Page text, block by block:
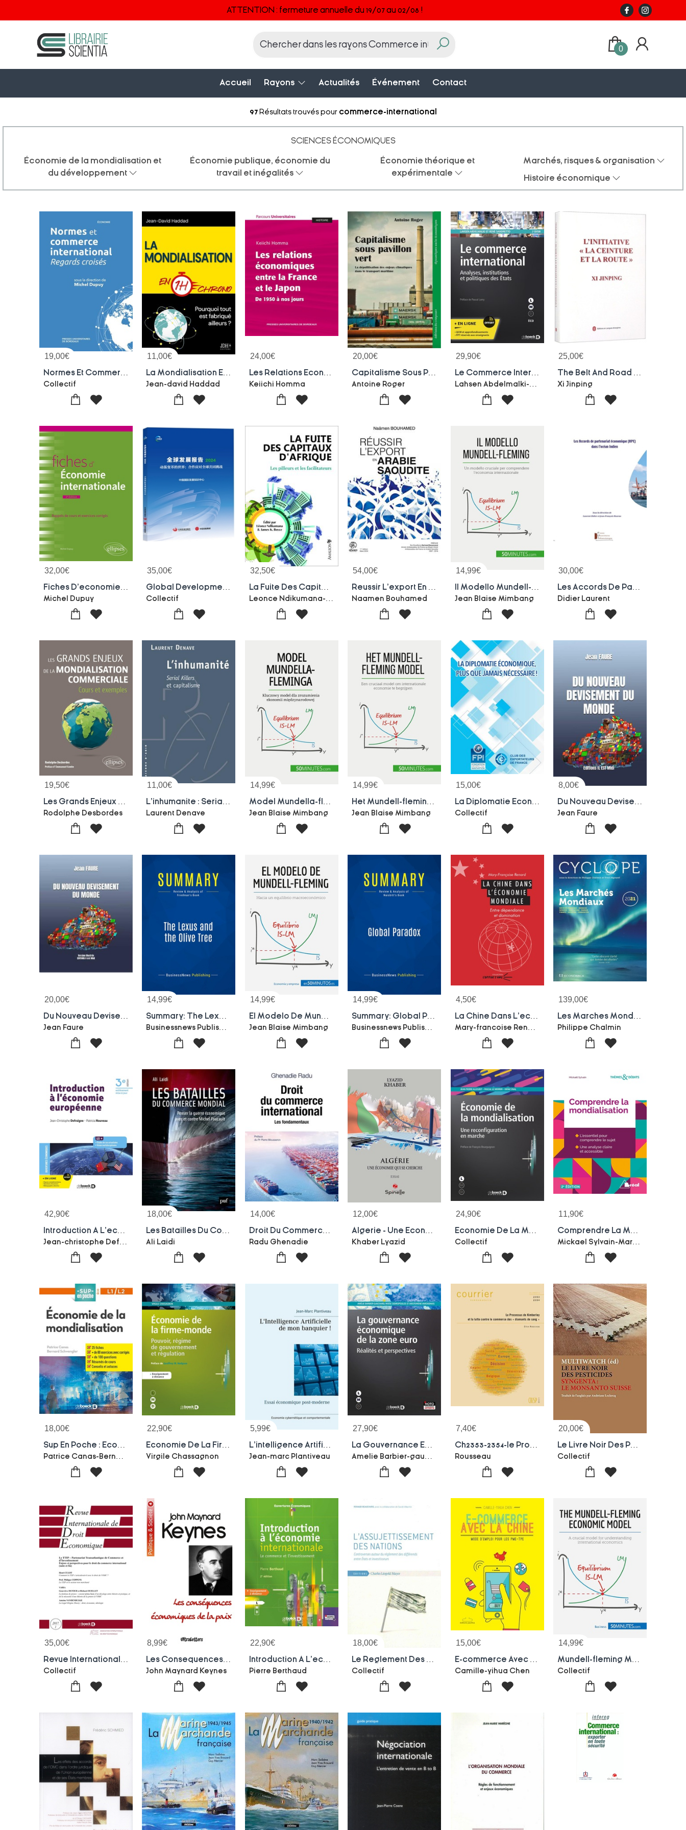
ATTENTION : fermeture annuelle du 19/07 au 02/08 !
0
Accueil Rayons Actualités Événement Contact
97 Résultats trouvés pour commerce-international
SCIENCES ÉCONOMIQUES
Économie de la mondialisation et
du développement
Économie publique, économie du
travail et inégalités
Économie théorique et
expérimentale
Marchés, risques & organisation
Histoire économique
19,00€
Collectif
11,00€
Jean-david Haddad
24,00€
Keiichi Homma
20,00€
Antoine Roger
29,90€ 25,00€
Xi Jinping
32,00€
Michel Dupuy
35,00€
Collectif
32,50€ 54,00€
Naamen Bouhamed
14,99€
Jean Blaise Mimbang
30,00€
Didier Laurent
19,50€
Rodolphe Desbordes
11,00€
Laurent Denave
14,99€
Jean Blaise Mimbang
14,99€
Jean Blaise Mimbang
15,00€
Collectif
8,00€
Jean Faure
20,00€
Jean Faure
14,99€ 14,99€
Jean Blaise Mimbang
14,99€ 4,50€
La Chine Dans L'economie Mondiale : Entre Dependance Et Domination
139,00€
Philippe Chalmin
42,90€
Introduction A L'economie Europeenne
18,00€
Ali Laidi
14,00€
Droit Du Commerce International : Les Fondamentaux
Radu Ghenadie
12,00€
Khaber Lyazid
24,90€
Collectif
11,90€
18,00€ 22,90€
Virgile Chassagnon
5,99€
Jean-marc Plantiveau
27,90€ 7,40€
Rousseau
20,00€
Collectif
35,00€
Collectif
8,99€
John Maynard Keynes
22,90€
Introduction A L'economie Internationale ; Le Commerce Et L'investissement (2e Edition)
Pierre Berthaud
18,00€
Collectif
15,00€
Camille-yihua Chen
14,99€
Collectif